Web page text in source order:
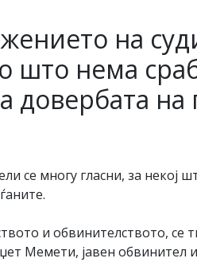
на
што нема
довербата на
се многу гласни, за
и обвинителството, се
Мемети, јавен